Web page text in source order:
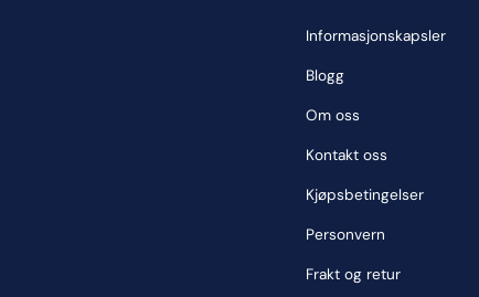
Informasjonskapsler
Blogg
Om oss
Kontakt oss
Kjøpsbetingelser
Personvern
Frakt og retur